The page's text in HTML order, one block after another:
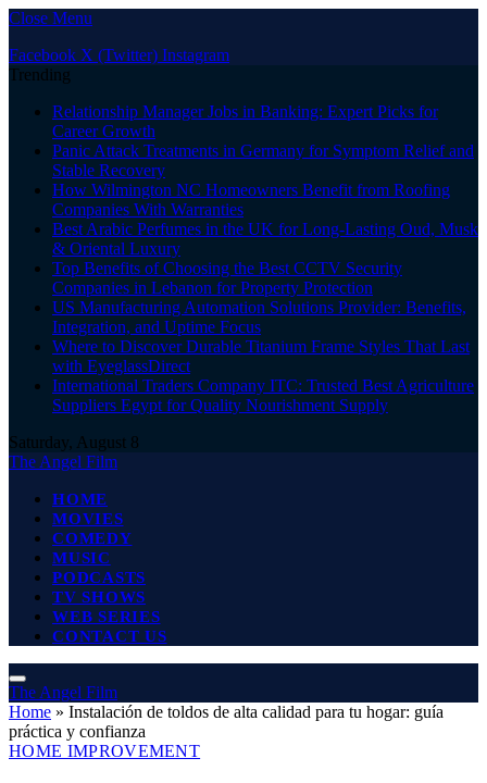
Close Menu
Facebook X (Twitter) Instagram
Trending
Relationship Manager Jobs in Banking: Expert Picks for
Career Growth
Panic Attack Treatments in Germany for Symptom Relief and
Stable Recovery
How Wilmington NC Homeowners Benefit from Roofing
Companies With Warranties
Best Arabic Perfumes in the UK for Long-Lasting Oud, Musk
& Oriental Luxury
Top Benefits of Choosing the Best CCTV Security
Companies in Lebanon for Property Protection
US Manufacturing Automation Solutions Provider: Benefits,
Integration, and Uptime Focus
Where to Discover Durable Titanium Frame Styles That Last
with EyeglassDirect
International Traders Company ITC: Trusted Best Agriculture
Suppliers Egypt for Quality Nourishment Supply
Saturday, August 8
The Angel Film
HOME
MOVIES
COMEDY
MUSIC
PODCASTS
TV SHOWS
WEB SERIES
CONTACT US
The Angel Film
Home » Instalación de toldos de alta calidad para tu hogar: guía
práctica y confianza
HOME IMPROVEMENT